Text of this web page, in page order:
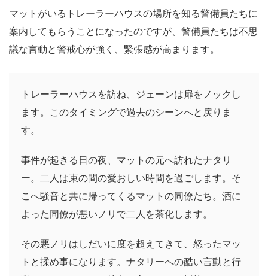
マットがいるトレーラーハウスの場所を知る警備員たちに
案内してもらうことになったのですが、警備員たちは不思
議な言動と警戒心が強く、緊張感が高まります。
トレーラーハウスを訪ね、ジェーンは扉をノックし
ます。このタイミングで過去のシーンへと戻りま
す。
事件が起きる日の夜、マットの元へ訪れたナタリ
ー。二人は束の間の愛おしい時間を過ごします。そ
こへ騒音と共に帰ってくるマットの同僚たち。酒に
よった同僚が悪いノリで二人を茶化します。
その悪ノリはしだいに度を超えてきて、怒ったマッ
トと揉め事になります。ナタリーへの酷い言動と行